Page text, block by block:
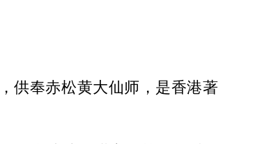
供奉赤松黄大仙师，是香港著